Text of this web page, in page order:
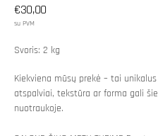
Įprasta
kaina
€30,00
su PVM
Svoris: 2 kg
Kiekviena mūsų prekė – tai
atspalviai, tekstūra ar forma gali
nuotraukoje.